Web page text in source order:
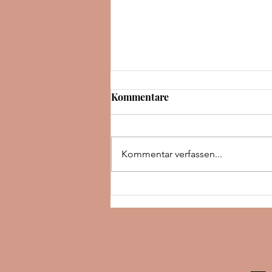
Rezension | The night we met
| Abby Jimenez
Kommentare
Kommentar verfassen...